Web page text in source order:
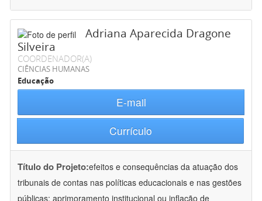
Adriana Aparecida Dragone
Silveira
COORDENADOR(A)
CIÊNCIAS HUMANAS
Educação
E-mail
Currículo
Título do Projeto:efeitos e consequências da atuação dos
tribunais de contas nas políticas educacionais e nas gestões
públicas: aprimoramento institucional ou inflação de